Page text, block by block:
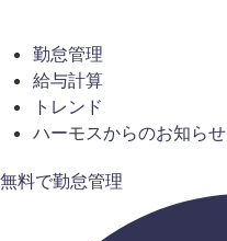
勤怠管理
給与計算
トレンド
ハーモスからのお知らせ
無料で勤怠管理